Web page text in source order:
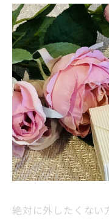
絶対に外したくない